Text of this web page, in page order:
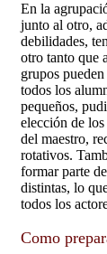
En la
junto al otro,
debilidades,
otro tanto que
grupos
todos los
pequeños,
elección de
del maestro,
rotativos.
formar parte
distintas, lo
todos los
Como